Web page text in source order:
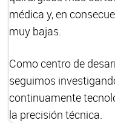
médica y, en
muy bajas.
Como centro de
seguimos
continuamente
la precisión técnica.